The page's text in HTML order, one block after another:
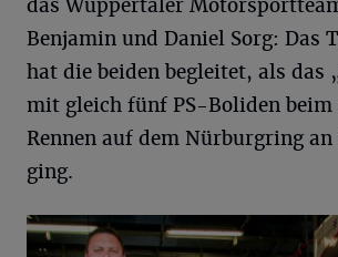
das Wuppertaler
Benjamin und Daniel Sorg: Das
hat die beiden begleitet, als das
mit gleich fünf PS-Boliden
Rennen auf dem Nürburgring
ging.